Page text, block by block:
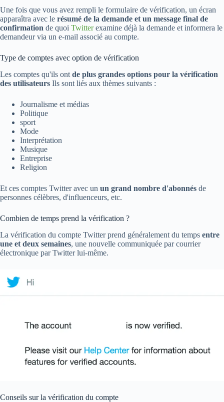
Une fois que vous avez rempli le formulaire de vérification, un écran
apparaîtra avec le résumé de la demande et un message final de
confirmation de quoi Twitterexamine déjà la demande et informera le
demandeur via un e-mail associé au compte.
Type de comptes avec option de vérification
Les comptes qu'ils ont de plus grandes options pour la vérification
des utilisateurs Ils sont liés aux thèmes suivants :
Journalisme et médias
Politique
sport
Mode
Interprétation
Musique
Entreprise
Religion
Et ces comptes Twitter avec un un grand nombre d'abonnés de
personnes célèbres, d'influenceurs, etc.
Combien de temps prend la vérification ?
La vérification du compte Twitter prend généralement du temps entre
une et deux semaines, une nouvelle communiquée par courrier
électronique par Twitter lui-même.
Conseils sur la vérification du compte